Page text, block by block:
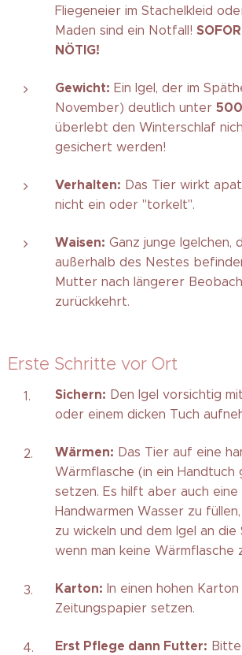
Fliegeneier im Stachelkleid
Maden sind ein Notfall!
NÖTIG!
Gewicht: Ein Igel, der im
November) deutlich unter
überlebt den Winterschlaf
gesichert werden!
Verhalten: Das Tier wirkt
nicht ein oder "torkelt".
Waisen: Ganz junge Igelchen,
außerhalb des Nestes
Mutter nach längerer
zurückkehrt.
Erste Schritte vor Ort
Sichern: Den Igel vorsichtig
oder einem dicken Tuch
Wärmen: Das Tier auf eine
Wärmflasche (in ein Handtuch
setzen. Es hilft aber auch eine
Handwarmen Wasser zu
zu wickeln und dem Igel an die
wenn man keine Wärmflasche
Karton: In einen hohen Karton
Zeitungspapier setzen.
Erst Pflege dann Futter: